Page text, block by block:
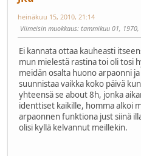
heinäkuu 15, 2010, 21:14
Viimeisin muokkaus: tammikuu 01,
Ei kannata ottaa kauheasti
mun mielestä rastina toi oli tosi
meidän osalta huono arpaonni
suunnistaa vaikka koko päivä
yhteensä se about 8h, jonka
identtiset kaikille, homma alkoi
arpaonnen funktiona just siinä
olisi kyllä kelvannut meillekin.